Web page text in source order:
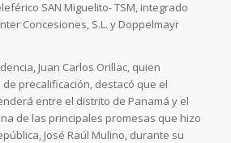
SAN Miguelito- TSM, integrado
Concesiones, S.L. y Doppelmayr
Juan Carlos Orillac, quien
precalificación, destacó que el
entre el distrito de Panamá y el
de las principales promesas que hizo
José Raúl Mulino, durante su